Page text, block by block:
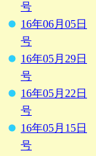
号
16年06月05日
号
16年05月29日
号
16年05月22日
号
16年05月15日
号